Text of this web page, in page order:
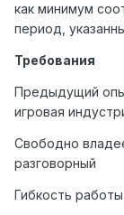
как минимум
период,
Требования
Предыдущий
игровая
Свободно
разговорный
Гибкость